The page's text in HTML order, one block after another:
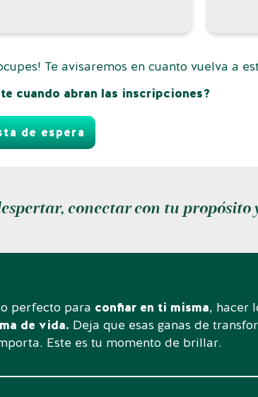
Te avisaremos en cuanto vuelva a
cuando abran las inscripciones?
de espera
conectar con tu propósito
perfecto para confiar en ti misma, hacer
de vida. Deja que esas ganas de
Este es tu momento de brillar.